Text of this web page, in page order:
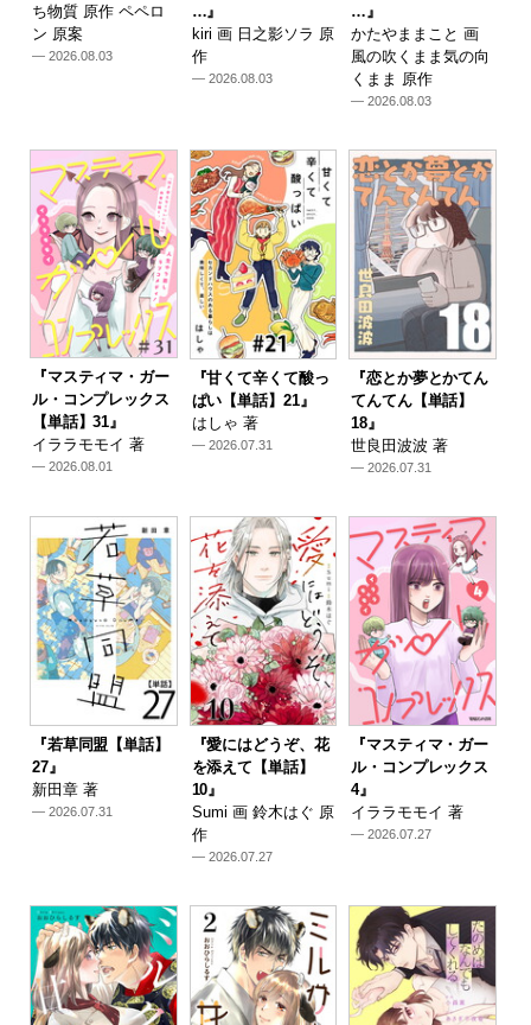
ち物質 原作 ペペロ
ン 原案
— 2026.08.03
…』
kiri 画 日之影ソラ 原
作
— 2026.08.03
…』
かたやままこと 画
風の吹くまま気の向
くまま 原作
— 2026.08.03
『マスティマ・ガー
ル・コンプレックス
【単話】31』
イララモモイ 著
— 2026.08.01
『甘くて辛くて酸っ
ぱい【単話】21』
はしゃ 著
— 2026.07.31
『恋とか夢とかてん
てんてん【単話】
18』
世良田波波 著
— 2026.07.31
『若草同盟【単話】
27』
新田章 著
— 2026.07.31
『愛にはどうぞ、花
を添えて【単話】
10』
Sumi 画 鈴木はぐ 原
作
— 2026.07.27
『マスティマ・ガー
ル・コンプレックス
4』
イララモモイ 著
— 2026.07.27